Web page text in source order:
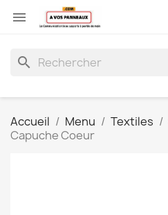

search
Accueil Menu Textiles
Capuche Coeur